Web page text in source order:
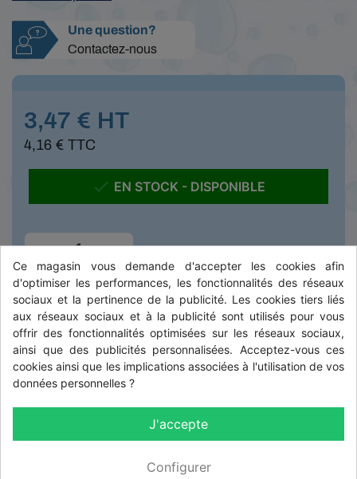
Une question?
Contactez-nous
3,47 € HT
4,16 € TTC
 EN STOCK - DISPONIBLE
- +
AJOUTER AU PANIER
DESCRIPTION
Ce magasin vous demande d'accepter les cookies afin
d'optimiser les performances, les fonctionnalités des réseaux
sociaux et la pertinence de la publicité. Les cookies tiers liés
aux réseaux sociaux et à la publicité sont utilisés pour vous
offrir des fonctionnalités optimisées sur les réseaux sociaux,
ainsi que des publicités personnalisées. Acceptez-vous ces
cookies ainsi que les implications associées à l'utilisation de vos
données personnelles ?
J'accepte
Configurer